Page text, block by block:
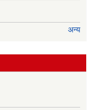
अन्य